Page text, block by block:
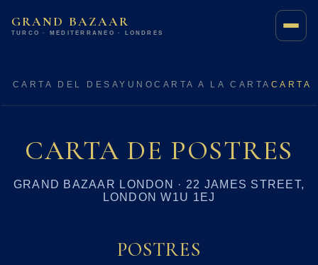
GRAND BAZAAR
TURCO · MEDITERRÁNEO · LONDRES
CARTA DEL DESAYUNOCARTA A LA CARTA CARTA
CARTA DE POSTRES
GRAND BAZAAR LONDON · 22 JAMES STREET,
LONDON W1U 1EJ
POSTRES